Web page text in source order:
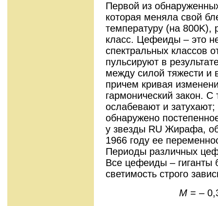
Первой из
которая меняла свой
температуру (на 800K),
класс. Цефеиды – это
спектральных классов
пульсируют в
между силой тяжести и
причем кривая
гармонический закон.
ослабевают и
обнаружено
у звезды RU Жирафа,
1966 году ее
Периоды различных
Все цефеиды – гиганты
светимость строго
M = –